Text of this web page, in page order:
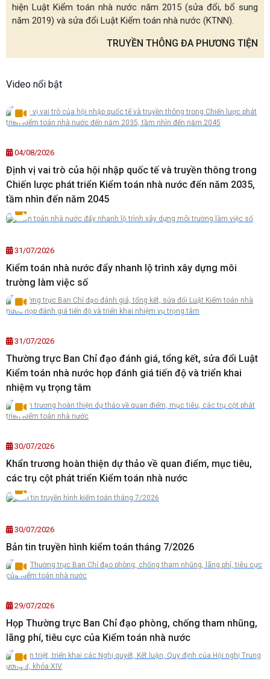
hiện Luật Kiểm toán nhà nước năm 2015 (sửa đổi, bổ sung
năm 2019) và sửa đổi Luật Kiểm toán nhà nước (KTNN).
TRUYỀN THÔNG ĐA PHƯƠNG TIỆN
Video nổi bật
04/08/2026
Định vị vai trò của hội nhập quốc tế và truyền thông trong
Chiến lược phát triển Kiểm toán nhà nước đến năm 2035,
tầm nhìn đến năm 2045
31/07/2026
Kiểm toán nhà nước đẩy nhanh lộ trình xây dựng môi
trường làm việc số
31/07/2026
Thường trực Ban Chỉ đạo đánh giá, tổng kết, sửa đổi Luật
Kiểm toán nhà nước họp đánh giá tiến độ và triển khai
nhiệm vụ trọng tâm
30/07/2026
Khẩn trương hoàn thiện dự thảo về quan điểm, mục tiêu,
các trụ cột phát triển Kiểm toán nhà nước
30/07/2026
Bản tin truyền hình kiểm toán tháng 7/2026
29/07/2026
Họp Thường trực Ban Chỉ đạo phòng, chống tham nhũng,
lãng phí, tiêu cực của Kiểm toán nhà nước